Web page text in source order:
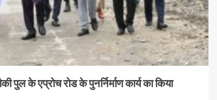
पुल के एप्रोच रोड के पुनर्निर्माण कार्य का किया